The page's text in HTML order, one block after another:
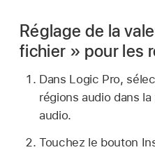
Réglage de la
fichier » pour les
Dans Logic Pro,
régions audio dans
audio.
Touchez le bouton